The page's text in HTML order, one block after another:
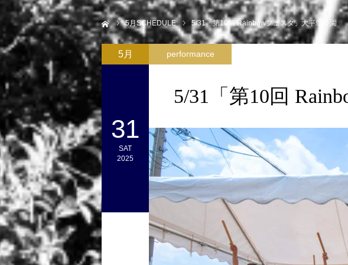
ホーム 5月SCHEDULE 5/31「第10回 Rainbowフェスタ」大平島公園
5/31「第10回
5月
31
SAT
2025
performance